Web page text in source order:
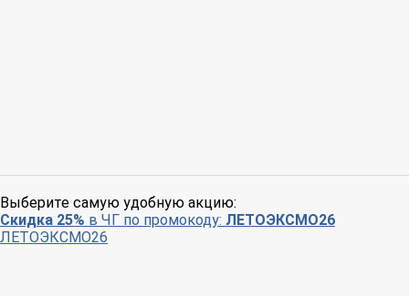
Выберите самую удобную акцию:
Скидка 25% в ЧГ по промокоду: ЛЕТОЭКСМО26
ЛЕТОЭКСМО26